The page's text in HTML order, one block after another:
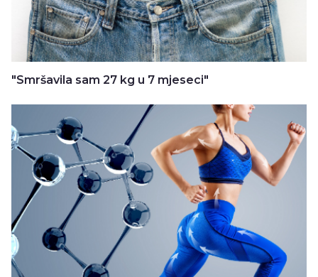
"Smršavila sam 27 kg u 7 mjeseci"